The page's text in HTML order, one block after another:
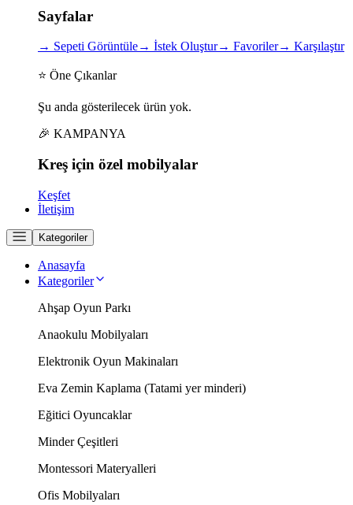
Sayfalar
→ Sepeti Görüntüle→ İstek Oluştur→ Favoriler→ Karşılaştır
⭐ Öne Çıkanlar
Şu anda gösterilecek ürün yok.
🎉 KAMPANYA
Kreş için özel mobilyalar
Keşfet
İletişim
Kategoriler
Anasayfa
Kategoriler
Ahşap Oyun Parkı
Anaokulu Mobilyaları
Elektronik Oyun Makinaları
Eva Zemin Kaplama (Tatami yer minderi)
Eğitici Oyuncaklar
Minder Çeşitleri
Montessori Materyalleri
Ofis Mobilyaları